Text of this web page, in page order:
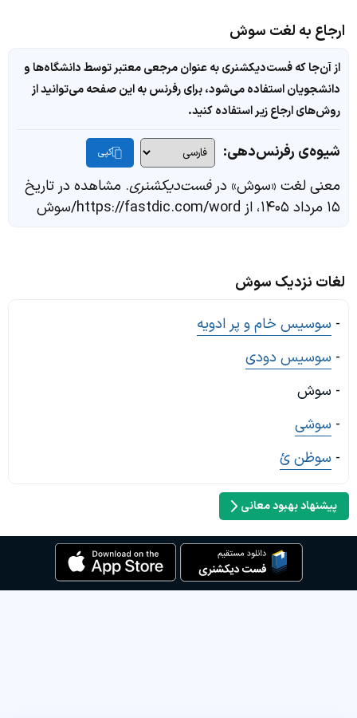
ارجاع به لغت سوش
از آن‌جا که فست‌دیکشنری به عنوان مرجعی معتبر توسط دانشگاه‌ها و
دانشجویان استفاده می‌شود، برای رفرنس به این صفحه می‌توانید از
روش‌های ارجاع زیر استفاده کنید.
شیوه‌ی رفرنس‌دهی: کپی
معنی لغت «سوش» درفست‌دیکشنری. مشاهده در تاریخ
۱۵ مرداد ۱۴۰۵، از https://fastdic.com/word/سوش
لغات نزدیک سوش
- سوسیس خام و پر ادویه
- سوسیس دودی
- سوش
- سوشی
- سوظن ئ
پیشنهاد بهبود معانی